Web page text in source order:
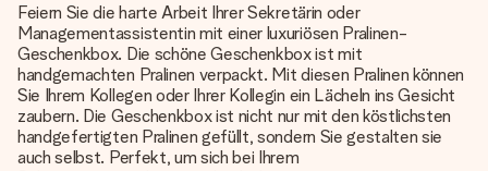
Feiern Sie die harte Arbeit Ihrer Sekretärin oder
Managementassistentin mit einer luxuriösen Pralinen-
Geschenkbox. Die schöne Geschenkbox ist mit
handgemachten Pralinen verpackt. Mit diesen Pralinen können
Sie Ihrem Kollegen oder Ihrer Kollegin ein Lächeln ins Gesicht
zaubern. Die Geschenkbox ist nicht nur mit den köstlichsten
handgefertigten Pralinen gefüllt, sondern Sie gestalten sie
auch selbst. Perfekt, um sich bei Ihrem